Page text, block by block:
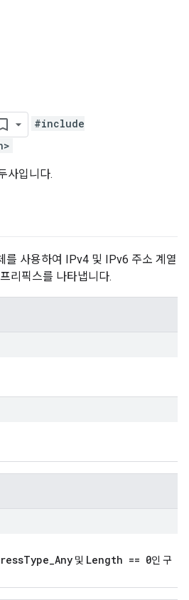
#include
사입니다.
를 사용하여 IPv4 및 IPv6 주소 계열
리픽스를 나타냅니다.
및 Length == 0인 구